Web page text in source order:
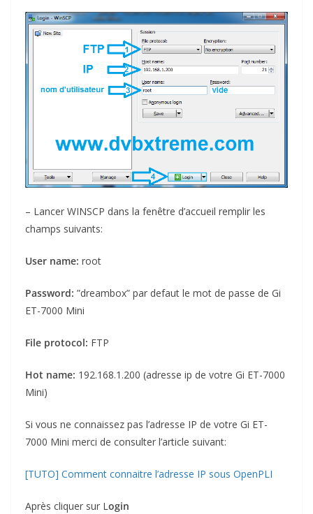
– Lancer WINSCP dans la fenêtre d’accueil remplir les
champs suivants:
User name: root
Password: ”dreambox” par defaut le mot de passe de Gi
ET-7000 Mini
File protocol: FTP
Hot name: 192.168.1.200 (adresse ip de votre Gi ET-7000
Mini)
Si vous ne connaissez pas l’adresse IP de votre Gi ET-
7000 Mini merci de consulter l’article suivant:
[TUTO] Comment connaitre l’adresse IP sous OpenPLI
Après cliquer sur Login